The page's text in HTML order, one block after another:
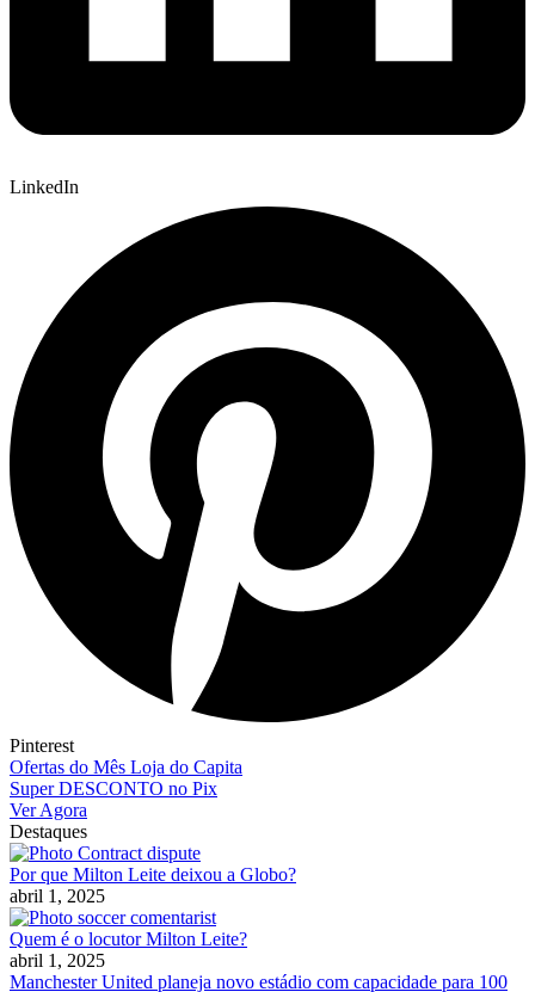
LinkedIn
Pinterest
Ofertas do Mês Loja do Capita
Super DESCONTO no Pix
Ver Agora
Destaques
Por que Milton Leite deixou a Globo?
abril 1, 2025
Quem é o locutor Milton Leite?
abril 1, 2025
Manchester United planeja novo estádio com capacidade para 100